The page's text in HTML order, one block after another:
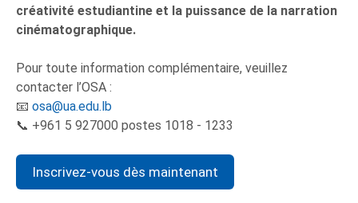
créativité estudiantine et la puissance de la narration
cinématographique.
Pour toute information complémentaire, veuillez
contacter l’OSA :
📧 osa@ua.edu.lb
📞 +961 5 927000 postes 1018 - 1233
Inscrivez-vous dès maintenant